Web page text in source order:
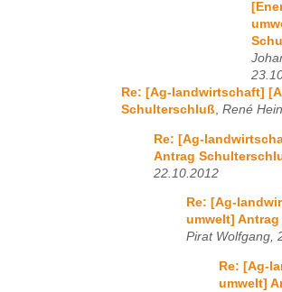
Re: [Ag-landwirtschaft]
Schulterschluß René
Re: [Ag-
Antrag
22.10.2012
Re: [Ag-
umwelt]
Pirat Wolfgang,
Re: [Ag-
umwelt]